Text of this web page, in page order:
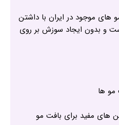
های موجود در ایران با داشتن
و بدون ایجاد سوزش بر روی
ها
های مفید برای بافت مو